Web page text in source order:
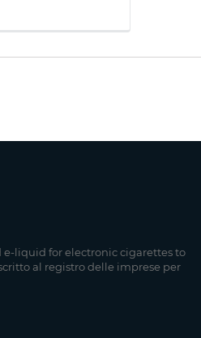
e-liquid for electronic cigarettes to
al registro delle imprese per